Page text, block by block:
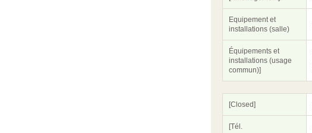
Equipement et
installations (salle)
Équipements et
installations (usage
commun)]
[Closed]
[Tél.